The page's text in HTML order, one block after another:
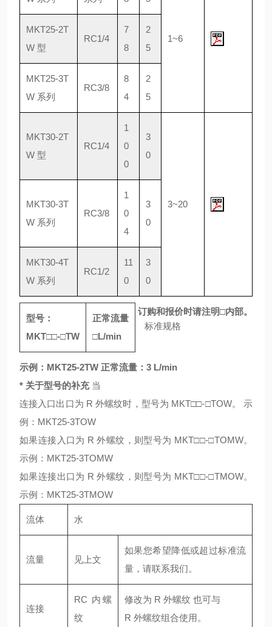
1~6
MKT25-2T
W 型
RC1/4
7
8
2
5
MKT25-3T
W 系列
RC3/8
8
4
2
5
MKT30-2T
W 型
RC1/4
1
0
0
3
0
3~20
MKT30-3T
W 系列
RC3/8
1
0
4
3
0
MKT30-4T
W 系列
RC1/2
11
0
3
0
订购和报价时请注明□内部。
型号：
MKT□□-□TW
正常流量
□L/min
示例：MKT25-2TW 正常流量：3 L/min
* 关于型号的补充当
连接入口出口为 R 外螺纹时，型号为 MKT□□-□TOW。 示
例：MKT25-3TOW
如果连接入口为 R 外螺纹，则型号为 MKT□□-□TOMW。
示例：MKT25-3TOMW
如果连接出口为 R 外螺纹，则型号为 MKT□□-□TMOW。
示例：MKT25-3TMOW
标准规格
流体 水
流量 见上文
如果您希望降低或超过标准流
量，请联系我们。
连接
RC 内螺
纹
修改为 R 外螺纹 也可与
R 外螺纹组合使用。